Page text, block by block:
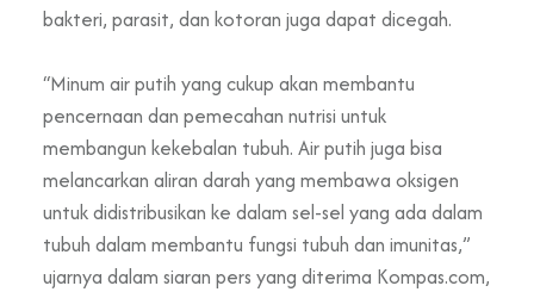
bakteri, parasit, dan kotoran juga dapat dicegah.
“Minum air putih yang cukup akan membantu
pencernaan dan pemecahan nutrisi untuk
membangun kekebalan tubuh. Air putih juga bisa
melancarkan aliran darah yang membawa oksigen
untuk didistribusikan ke dalam sel-sel yang ada dalam
tubuh dalam membantu fungsi tubuh dan imunitas,”
ujarnya dalam siaran pers yang diterima Kompas.com,